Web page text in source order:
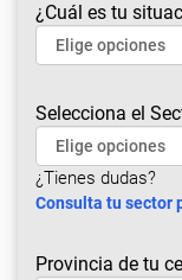
¿Cuál es tu
Selecciona el
¿Tienes dudas?
Consulta tu sector
Provincia de tu